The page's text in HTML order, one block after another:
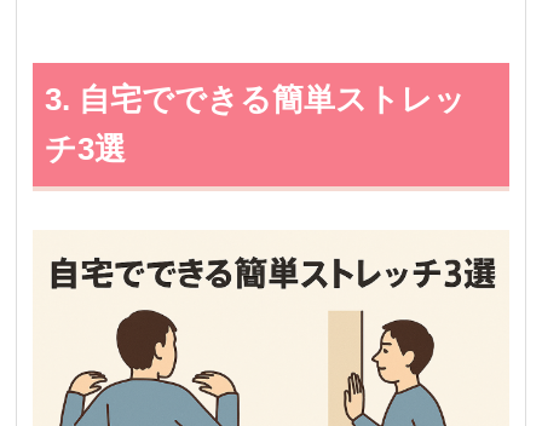
3. 自宅でできる簡単ストレッ
チ3選